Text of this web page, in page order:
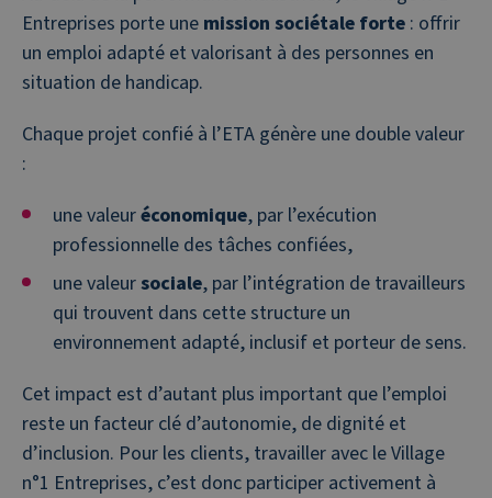
Entreprises porte une mission sociétale forte : offrir
un emploi adapté et valorisant à des personnes en
situation de handicap.
Chaque projet confié à l’ETA génère une double valeur
:
une valeuréconomique, par l’exécution
professionnelle des tâches confiées,
une valeursociale, par l’intégration de travailleurs
qui trouvent dans cette structure un
environnement adapté, inclusif et porteur de sens.
Cet impact est d’autant plus important que l’emploi
reste un facteur clé d’autonomie, de dignité et
d’inclusion. Pour les clients, travailler avec le Village
n°1 Entreprises, c’est donc participer activement à